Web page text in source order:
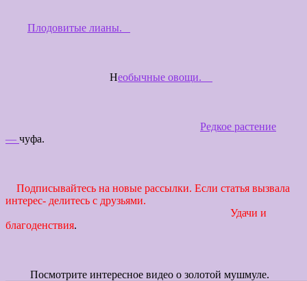
Плодовитые лианы.
Необычные овощи.
Редкое растение
— чуфа.
Подписывайтесь на новые рассылки. Если статья вызвала
интерес- делитесь с друзьями.
Удачи и
благоденствия.
Посмотрите интересное видео о золотой мушмуле.